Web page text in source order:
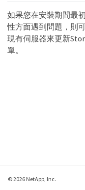
如果您在安裝期間最
性方面遇到問題，則
現有伺服器來更新
單。
© 2026 NetApp, Inc.